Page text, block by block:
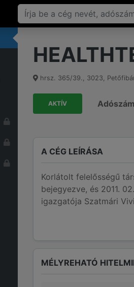
hrsz. 365/39., 3023,
AKTÍV Adószám
A CÉG LEÍRÁSA
Korlátolt felelősségű
bejegyezve, és 2011.
igazgatója Szatmári
MÉLYREHATÓ